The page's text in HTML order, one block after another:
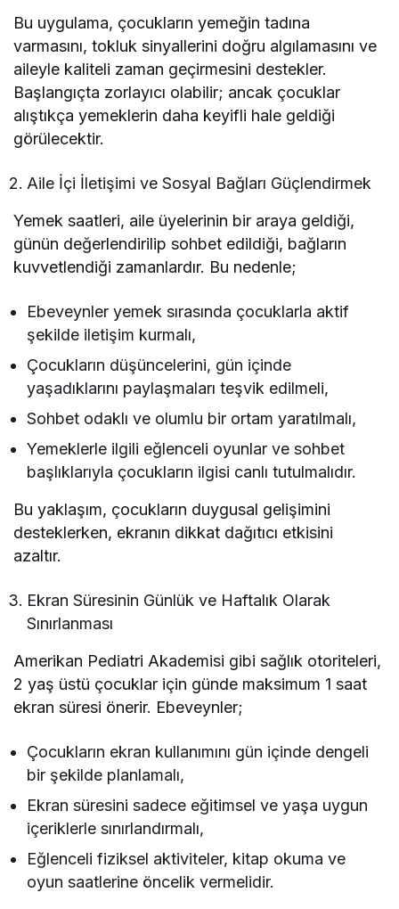
Bu uygulama, çocukların yemeğin tadına
varmasını, tokluk sinyallerini doğru algılamasını ve
aileyle kaliteli zaman geçirmesini destekler.
Başlangıçta zorlayıcı olabilir; ancak çocuklar
alıştıkça yemeklerin daha keyifli hale geldiği
görülecektir.
Aile İçi İletişimi ve Sosyal Bağları Güçlendirmek
Yemek saatleri, aile üyelerinin bir araya geldiği,
günün değerlendirilip sohbet edildiği, bağların
kuvvetlendiği zamanlardır. Bu nedenle;
Ebeveynler yemek sırasında çocuklarla aktif
şekilde iletişim kurmalı,
Çocukların düşüncelerini, gün içinde
yaşadıklarını paylaşmaları teşvik edilmeli,
Sohbet odaklı ve olumlu bir ortam yaratılmalı,
Yemeklerle ilgili eğlenceli oyunlar ve sohbet
başlıklarıyla çocukların ilgisi canlı tutulmalıdır.
Bu yaklaşım, çocukların duygusal gelişimini
desteklerken, ekranın dikkat dağıtıcı etkisini
azaltır.
Ekran Süresinin Günlük ve Haftalık Olarak
Sınırlanması
Amerikan Pediatri Akademisi gibi sağlık otoriteleri,
2 yaş üstü çocuklar için günde maksimum 1 saat
ekran süresi önerir. Ebeveynler;
Çocukların ekran kullanımını gün içinde dengeli
bir şekilde planlamalı,
Ekran süresini sadece eğitimsel ve yaşa uygun
içeriklerle sınırlandırmalı,
Eğlenceli fiziksel aktiviteler, kitap okuma ve
oyun saatlerine öncelik vermelidir.